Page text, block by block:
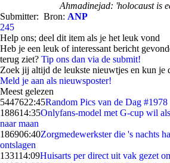
Ahmadinejad: 'holocaust is
Submitter: Bron: ANP
245
Help ons; deel dit item als je het leuk vond
Heb je een leuk of interessant bericht
terug ziet? Tip ons dan via de submit!
Zoek jij altijd de leukste nieuwtjes en kun je
Meld je aan als nieuwsposter!
Meest gelezen
5447622:45Random Pics van de Dag #1978
188614:35Onlyfans-model met G-cup wil
naar maan
186906:40Zorgmedewerkster die 's nachts
ontslagen
133114:09Huisarts per direct uit vak gezet